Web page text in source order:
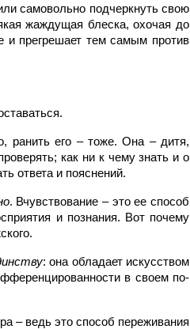
самовольно подчеркнуть свою
жаждущая блеска, охочая до
и прегрешает тем самым против
ранить его – тоже. Она – дитя,
как ни к чему знать и о
ответа и пояснений.
. Вчувствование – это ее способ
и познания. Вот почему
: она обладает искусством
в своем по-
– ведь это способ переживания